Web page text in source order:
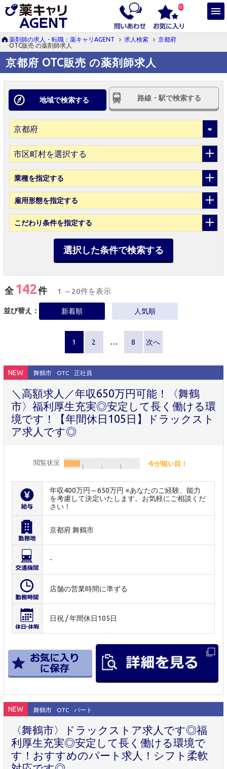
0
薬剤師の求人・転職：薬キャリAGENT 求人検索
京都府
OTC販売 の薬剤師求人
京都府 OTC販売 の薬剤師求人
地域で検索する 路線・駅で検索する
市区町村を選択する
業種を指定する
雇用形態を指定する
こだわり条件を指定する
選択した条件で検索する
全 142件 1 ～20件を表示
並び替え： 新着順 人気順
1 2 … 8 次へ
NEW 舞鶴市 OTC 正社員
＼高額求人／年収650万円可能！〈舞鶴
市〉福利厚生充実◎安定して長く働ける環
境です！【年間休日105日】ドラックスト
ア求人です◎
閲覧状況 今が狙い目！
年収400万円～650万円 ※あなたのご経験、能力
を考慮して決定いたします。お気軽にご相談くだ
さい！
京都府 舞鶴市
-
店舗の営業時間に準ずる
日祝 / 年間休日105日
NEW 舞鶴市 OTC パート
〈舞鶴市〉ドラックストア求人です◎福
利厚生充実◎安定して長く働ける環境で
す！おすすめのパート求人！シフト柔軟